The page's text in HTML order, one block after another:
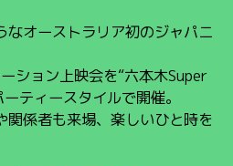
なオーストラリア初のジャパニ
ション上映会を“六本木Super
ティースタイルで開催。
関係者も来場、楽しいひと時を